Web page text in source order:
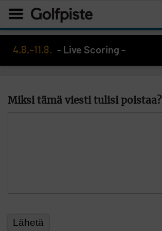
4.8.–11.8. - Live Scoring -
Miksi tämä viesti tulisi poistaa?